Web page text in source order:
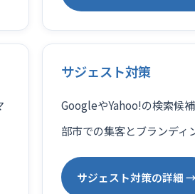
サジェスト対策
GoogleやYahoo!の検索候
部市での集客とブランディ
サジェスト対策の詳細